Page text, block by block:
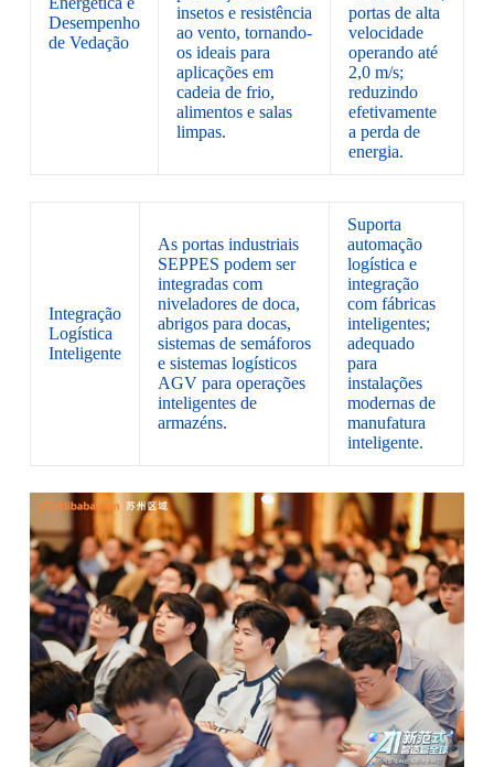
Desempenho
de Vedação
insetos e resistência
ao vento, tornando-
os ideais para
aplicações em
cadeia de frio,
alimentos e salas
limpas.
portas de alta
velocidade
operando até
2,0 m/s;
reduzindo
efetivamente
a perda de
energia.
Integração
Logística
Inteligente
As portas industriais
SEPPES podem ser
integradas com
niveladores de doca,
abrigos para docas,
sistemas de semáforos
e sistemas logísticos
AGV para operações
inteligentes de
armazéns.
Suporta
automação
logística e
integração
com fábricas
inteligentes;
adequado
para
instalações
modernas de
manufatura
inteligente.